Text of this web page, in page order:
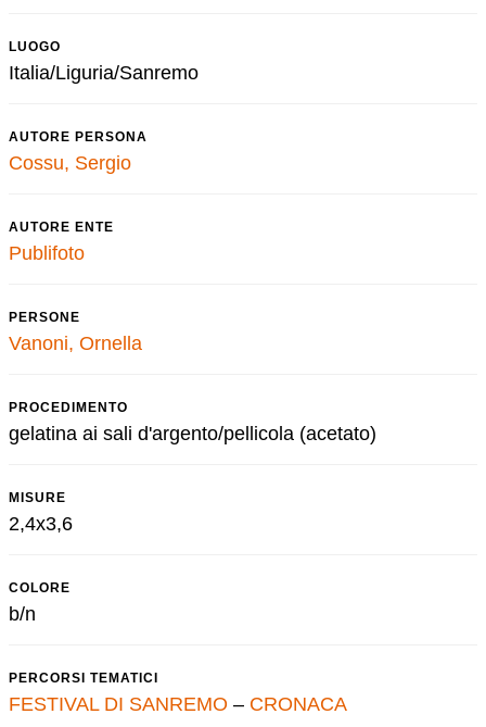
LUOGO
Italia/Liguria/Sanremo
AUTORE PERSONA
Cossu, Sergio
AUTORE ENTE
Publifoto
PERSONE
Vanoni, Ornella
PROCEDIMENTO
gelatina ai sali d'argento/pellicola (acetato)
MISURE
2,4x3,6
COLORE
b/n
PERCORSI TEMATICI
FESTIVAL DI SANREMO – CRONACA